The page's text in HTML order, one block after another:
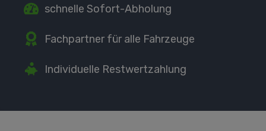
schnelle Sofort-Abholung
Fachpartner für alle Fahrzeuge
Individuelle Restwertzahlung